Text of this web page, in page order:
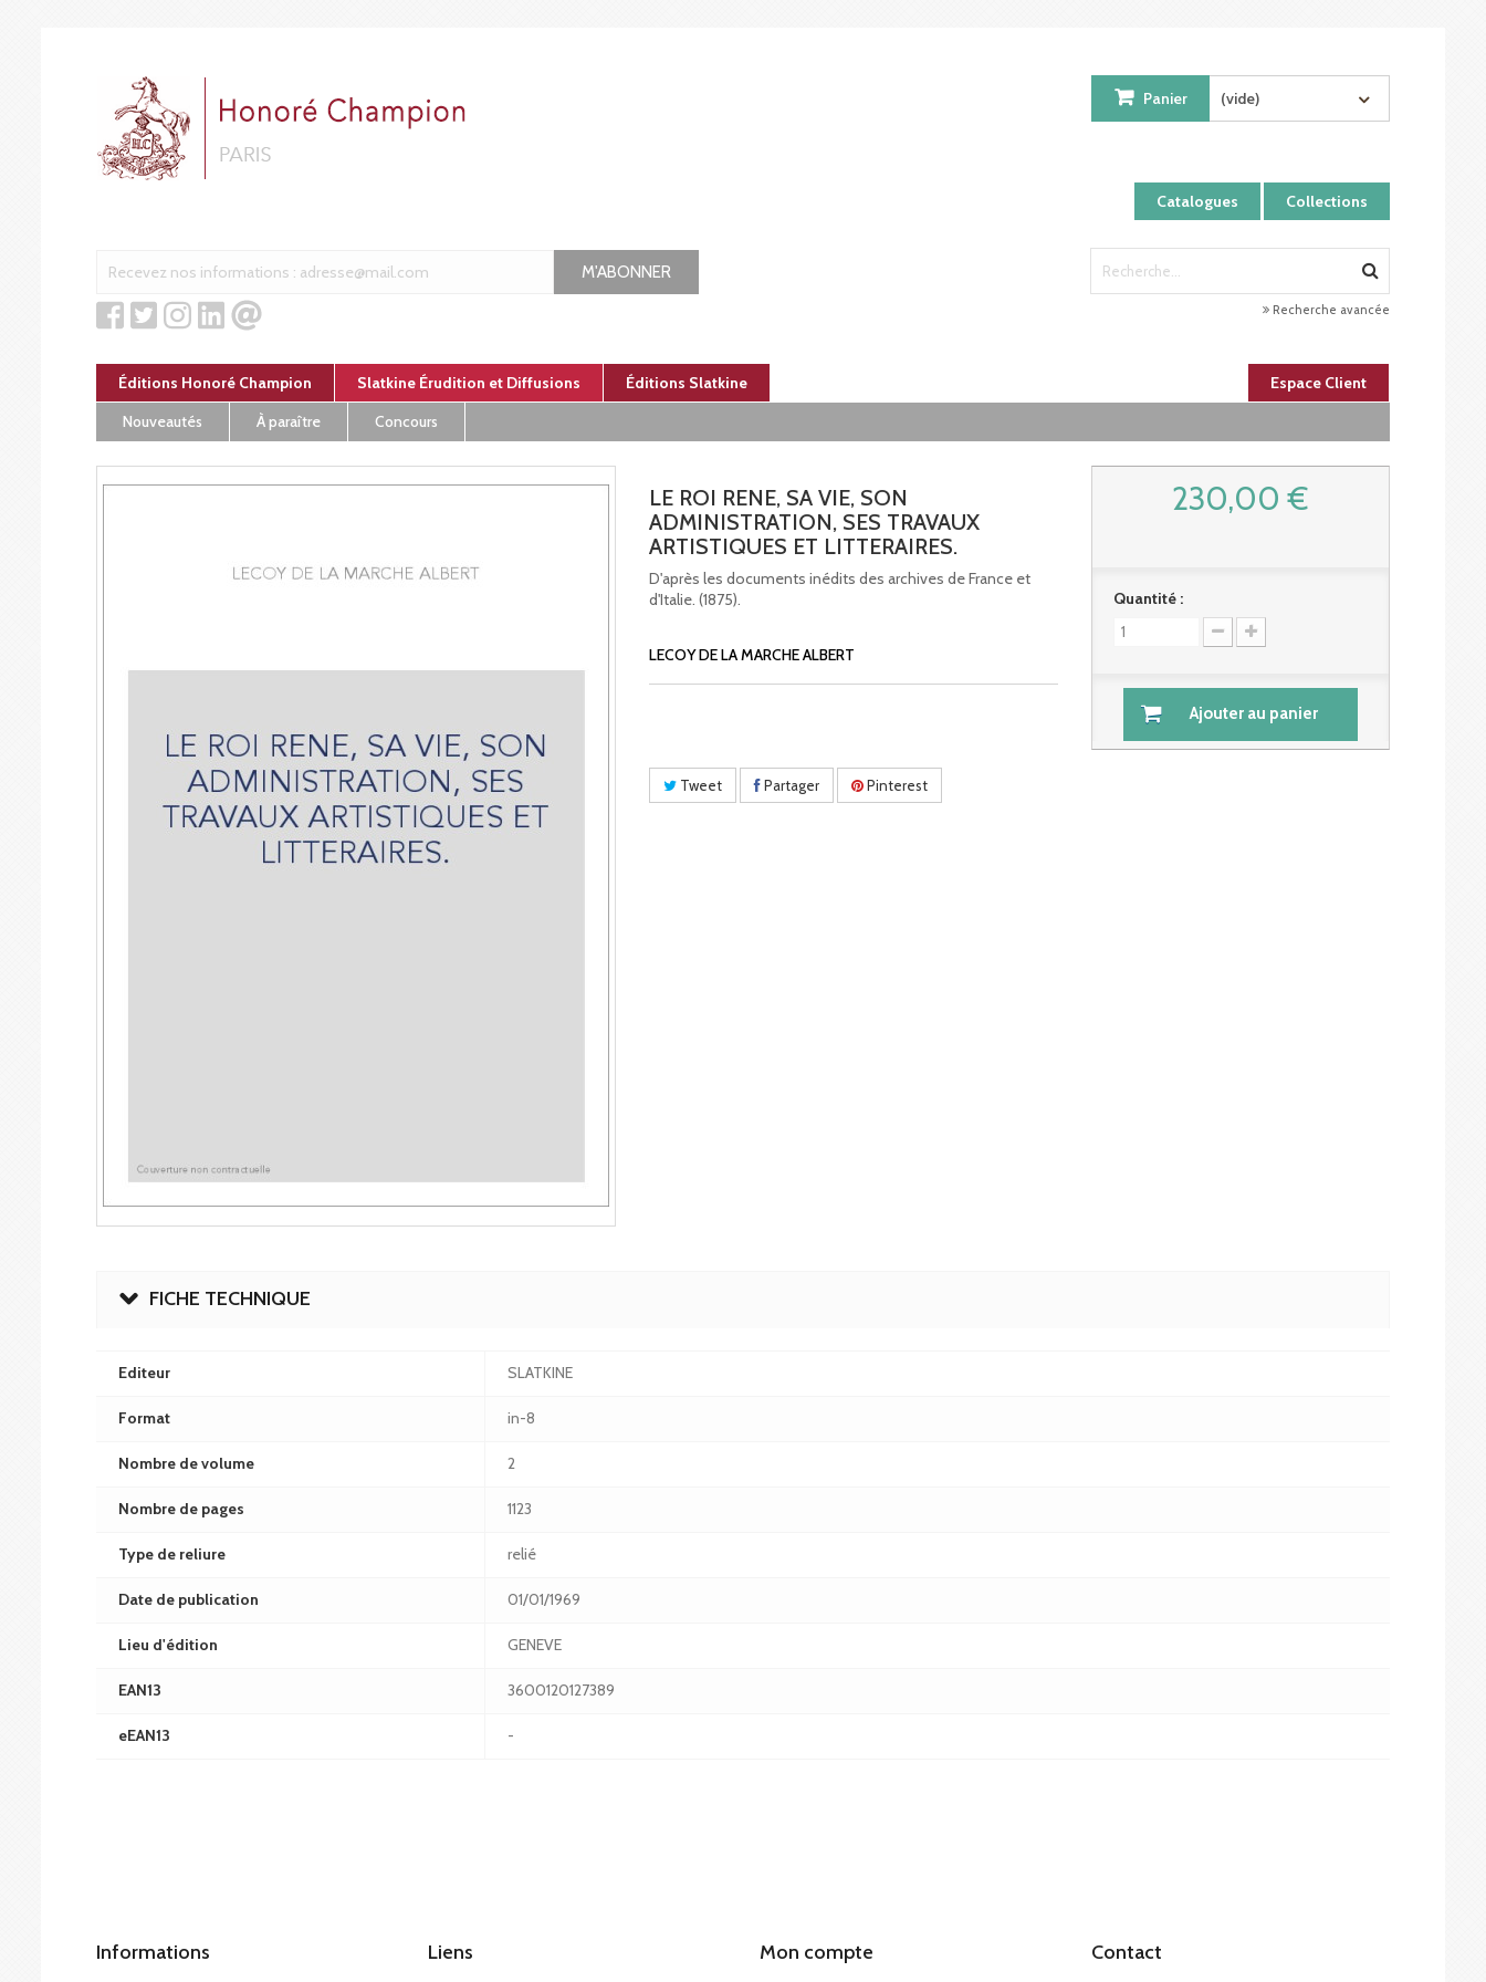
Catalogues Collections
Panier (vide)
M'ABONNER
Recherche avancée
Éditions Honoré Champion Slatkine Érudition et Diffusions Éditions Slatkine
Espace Client
Nouveautés
À paraître Concours
LE ROI RENE, SA VIE, SON
ADMINISTRATION, SES TRAVAUX
ARTISTIQUES ET LITTERAIRES.
D'après les documents inédits des archives de France et
d'Italie. (1875).
LECOY DE LA MARCHE ALBERT
Tweet Partager Pinterest
230,00 €
Quantité :
Ajouter au panier
FICHE TECHNIQUE
Editeur SLATKINE
Format in-8
Nombre de volume 2
Nombre de pages 1123
Type de reliure relié
Date de publication 01/01/1969
Lieu d'édition GENEVE
EAN13 3600120127389
eEAN13 -
Informations Liens Mon compte Contact